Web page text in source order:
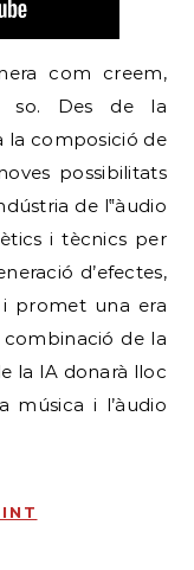
com creem,
so. Des de la
la composició de
possibilitats
de l‟àudio
i tècnics per
d’efectes,
promet una era
combinació de la
la IA donarà lloc
música i l’àudio